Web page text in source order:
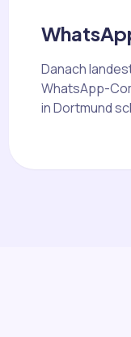
Danach
WhatsApp-
in Dortmund